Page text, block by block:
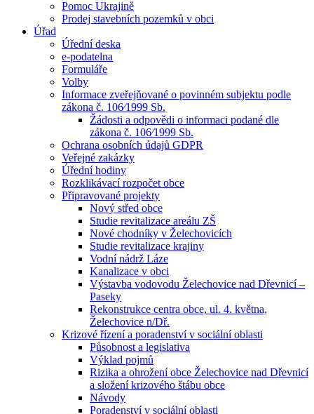
Pomoc Ukrajině
Prodej stavebních pozemků v obci
Úřad
Úřední deska
e-podatelna
Formuláře
Volby
Informace zveřejňované o povinném subjektu podle
zákona č. 106⁄1999 Sb.
Žádosti a odpovědi o informaci podané dle
zákona č. 106⁄1999 Sb.
Ochrana osobních údajů GDPR
Veřejné zakázky
Úřední hodiny
Rozklikávací rozpočet obce
Připravované projekty
Nový střed obce
Studie revitalizace areálu ZŠ
Nové chodníky v Želechovicích
Studie revitalizace krajiny
Vodní nádrž Láze
Kanalizace v obci
Výstavba vodovodu Želechovice nad Dřevnicí –
Paseky
Rekonstrukce centra obce, ul. 4. května,
Želechovice n/Dř.
Krizové řízení a poradenství v sociální oblasti
Působnost a legislativa
Výklad pojmů
Rizika a ohrožení obce Želechovice nad Dřevnicí
a složení krizového štábu obce
Návody
Poradenství v sociální oblasti